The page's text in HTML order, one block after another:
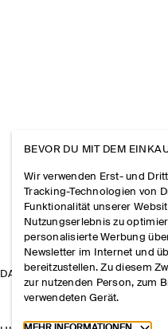
DAS UNTERNEHMEN
BEVOR DU MIT DEM
Wir verwenden Erst- und
Tracking-Technologien von
Funktionalität unserer
Nutzungserlebnis zu
personalisierte Werbung
Newsletter im Internet und
bereitzustellen. Zu diesem
zur nutzenden Person, zum
verwendeten Gerät.